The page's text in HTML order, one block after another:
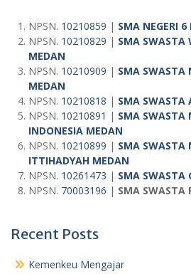
NPSN. 10210859 | SMA NEGERI 6
NPSN. 10210829 | SMA SWASTA
MEDAN
NPSN. 10210909 | SMA SWASTA
MEDAN
NPSN. 10210818 | SMA SWASTA
NPSN. 10210891 | SMA SWASTA
INDONESIA MEDAN
NPSN. 10210899 | SMA SWASTA
ITTIHADYAH MEDAN
NPSN. 10261473 | SMA SWASTA
NPSN. 70003196 | SMA SWASTA
Recent Posts
Kemenkeu Mengajar